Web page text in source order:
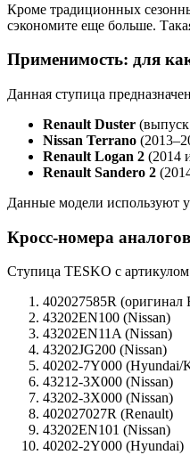
Кроме традиционных
сэкономите еще больше.
Применимость: для
Данная ступица
Renault Duster
Nissan Terrano
Renault Logan 2 (2014
Renault Sandero 2
Данные модели используют
Кросс-номера
Ступица TESKO с артикулом
402027585R (оригинал
43202EN100 (Nissan)
43202EN11A (Nissan)
43202JG200 (Nissan)
40202-7Y000 (Hyundai/
43212-3X000 (Nissan)
43202-3X000 (Nissan)
402027027R (Renault)
43202EN101 (Nissan)
40202-2Y000 (Hyundai)